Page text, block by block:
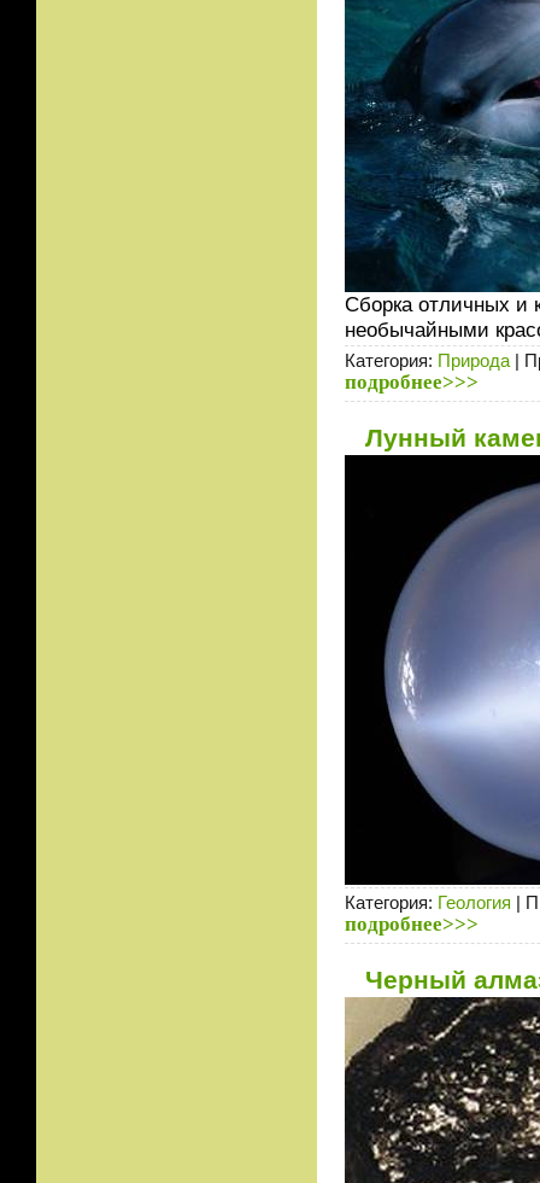
Сборка отличных и
необычайными
Категория: Природа |
подробнее>>>
Лунный
Категория: Геология |
подробнее>>>
Черный